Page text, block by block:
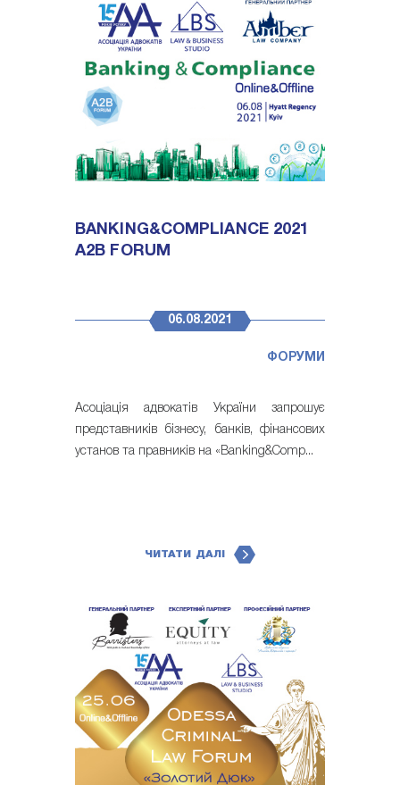
BANKING&COMPLIANCE 2021
A2B FORUM
06.08.2021
ФОРУМИ
Асоціація адвокатів України запрошує
представників бізнесу, банків, фінансових
установ та правників на «Banking&Comp...
ЧИТАТИ ДАЛІ